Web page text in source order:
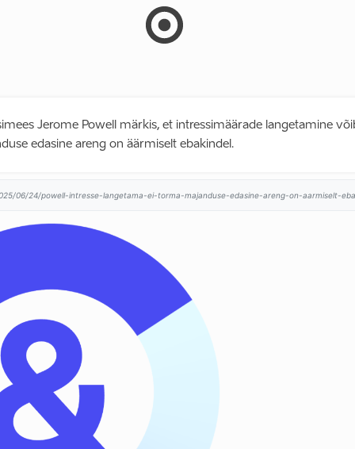
Jerome Powell märkis, et intressimäärade langetamine
edasine areng on äärmiselt ebakindel.
06/24/powell-intresse-langetama-ei-torma-majanduse-edasine-areng-on-aarmiselt-